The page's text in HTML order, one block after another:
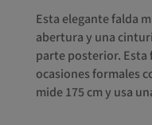
Esta elegante falda
abertura y una
parte posterior. Esta
ocasiones formales
mide 175 cm y usa